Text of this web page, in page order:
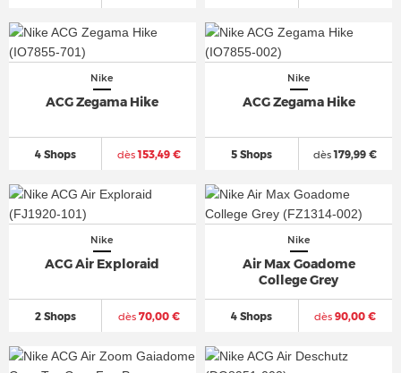
Nike
ACG Zegama Hike
4 Shops dès153,49 €
Nike
ACG Zegama Hike
5 Shops dès179,99 €
Nike
ACG Air Exploraid
2 Shops dès70,00 €
Nike
Air Max Goadome
College Grey
4 Shops dès 90,00 €